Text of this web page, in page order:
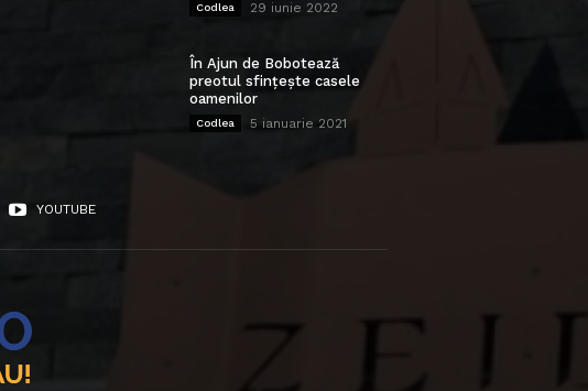
Codlea 29 iunie 2022
În Ajun de Bobotează
preotul sfințește casele
oamenilor
Codlea 5 ianuarie 2021
YOUTUBE